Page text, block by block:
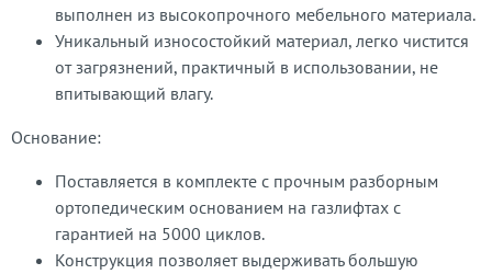
выполнен из высокопрочного мебельного материала.
Уникальный износостойкий материал, легко чистится
от загрязнений, практичный в использовании, не
впитывающий влагу.
Основание:
Поставляется в комплекте с прочным разборным
ортопедическим основанием на газлифтах с
гарантией на 5000 циклов.
Конструкция позволяет выдерживать большую